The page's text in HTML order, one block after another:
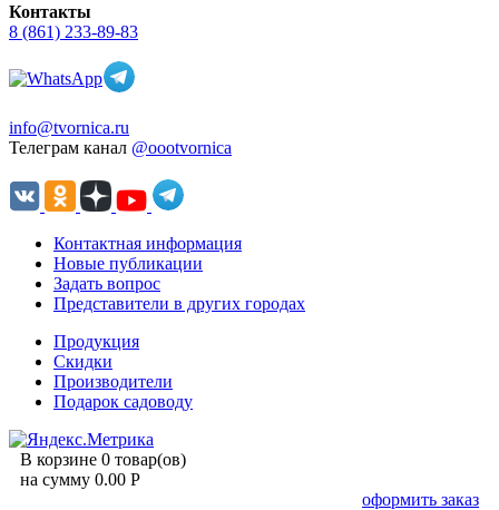
Контакты
8 (861) 233-89-83
info@tvornica.ru
Телеграм канал @oootvornica
Контактная информация
Новые публикации
Задать вопрос
Представители в других городах
Продукция
Скидки
Производители
Подарок садоводу
В корзине 0 товар(ов)
на сумму 0.00 Р
оформить заказ